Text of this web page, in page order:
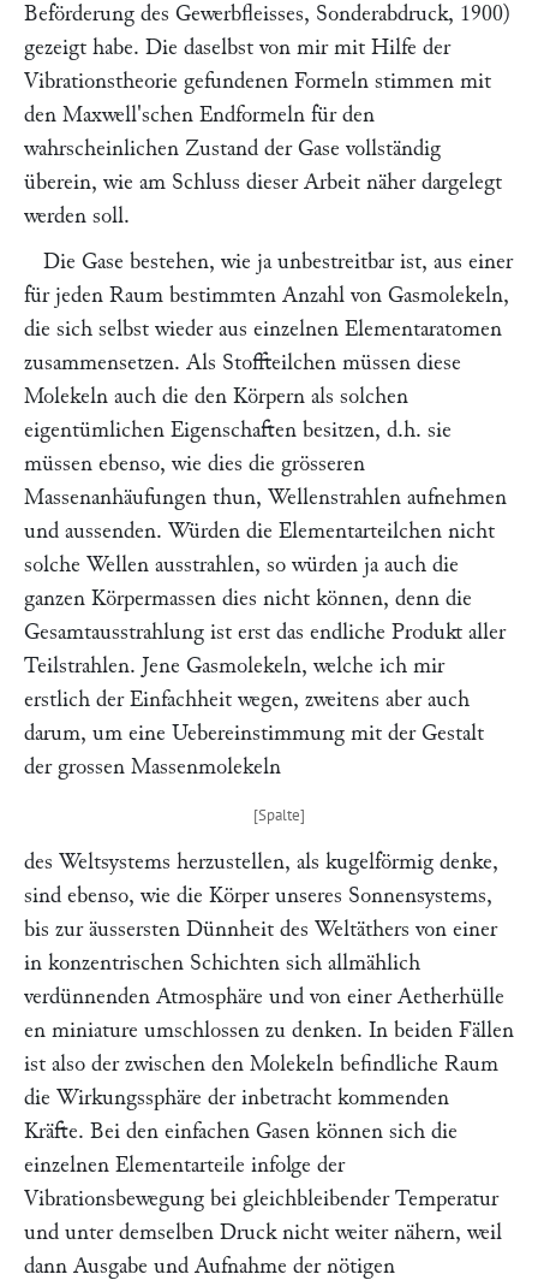
Beförderung des Gewerbfleisses, Sonderabdruck, 1900)
gezeigt habe. Die daselbst von mir mit Hilfe der
Vibrationstheorie gefundenen Formeln stimmen mit
den Maxwell'schen Endformeln für den
wahrscheinlichen Zustand der Gase vollständig
überein, wie am Schluss dieser Arbeit näher dargelegt
werden soll.
Die Gase bestehen, wie ja unbestreitbar ist, aus einer
für jeden Raum bestimmten Anzahl von Gasmolekeln,
die sich selbst wieder aus einzelnen Elementaratomen
zusammensetzen. Als Stoffteilchen müssen diese
Molekeln auch die den Körpern als solchen
eigentümlichen Eigenschaften besitzen, d.h. sie
müssen ebenso, wie dies die grösseren
Massenanhäufungen thun, Wellenstrahlen aufnehmen
und aussenden. Würden die Elementarteilchen nicht
solche Wellen ausstrahlen, so würden ja auch die
ganzen Körpermassen dies nicht können, denn die
Gesamtausstrahlung ist erst das endliche Produkt aller
Teilstrahlen. Jene Gasmolekeln, welche ich mir
erstlich der Einfachheit wegen, zweitens aber auch
darum, um eine Uebereinstimmung mit der Gestalt
der grossen Massenmolekeln
des Weltsystems herzustellen, als kugelförmig denke,
sind ebenso, wie die Körper unseres Sonnensystems,
bis zur äussersten Dünnheit des Weltäthers von einer
in konzentrischen Schichten sich allmählich
verdünnenden Atmosphäre und von einer Aetherhülle
en miniature umschlossen zu denken. In beiden Fällen
ist also der zwischen den Molekeln befindliche Raum
die Wirkungssphäre der inbetracht kommenden
Kräfte. Bei den einfachen Gasen können sich die
einzelnen Elementarteile infolge der
Vibrationsbewegung bei gleichbleibender Temperatur
und unter demselben Druck nicht weiter nähern, weil
dann Ausgabe und Aufnahme der nötigen